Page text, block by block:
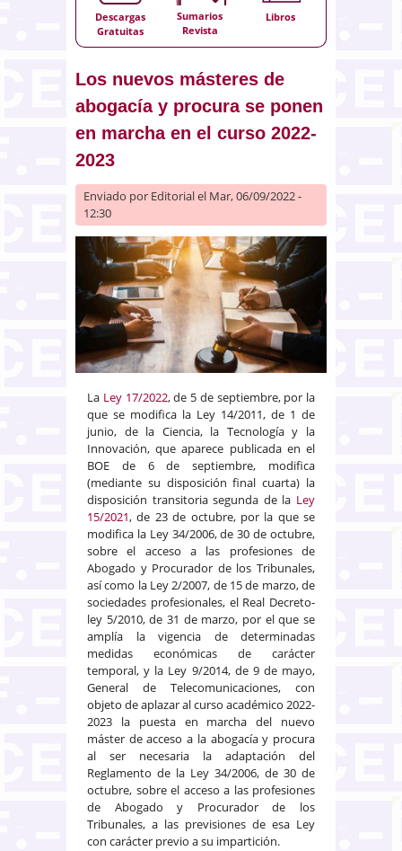
Descargas
Gratuitas
Sumarios
Revista
Libros
Los nuevos másteres de
abogacía y procura se ponen
en marcha en el curso 2022-
2023
Enviado por Editorialel Mar, 06/09/2022 -
12:30
La Ley 17/2022, de 5 de septiembre, por la
que se modifica la Ley 14/2011, de 1 de
junio, de la Ciencia, la Tecnología y la
Innovación, que aparece publicada en el
BOE de 6 de septiembre, modifica
(mediante su disposición final cuarta) la
disposición transitoria segunda de la Ley
15/2021, de 23 de octubre, por la que se
modifica la Ley 34/2006, de 30 de octubre,
sobre el acceso a las profesiones de
Abogado y Procurador de los Tribunales,
así como la Ley 2/2007, de 15 de marzo, de
sociedades profesionales, el Real Decreto-
ley 5/2010, de 31 de marzo, por el que se
amplía la vigencia de determinadas
medidas económicas de carácter
temporal, y la Ley 9/2014, de 9 de mayo,
General de Telecomunicaciones, con
objeto de aplazar al curso académico 2022-
2023 la puesta en marcha del nuevo
máster de acceso a la abogacía y procura
al ser necesaria la adaptación del
Reglamento de la Ley 34/2006, de 30 de
octubre, sobre el acceso a las profesiones
de Abogado y Procurador de los
Tribunales, a las previsiones de esa Ley
con carácter previo a su impartición.